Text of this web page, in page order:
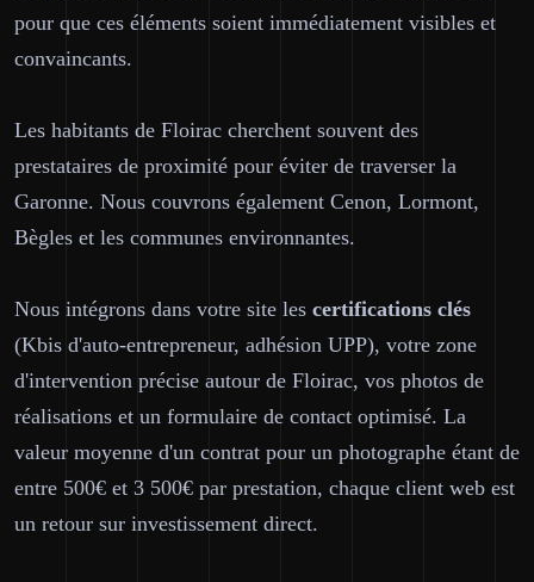
pour que ces éléments soient immédiatement visibles et
convaincants.
Les habitants de Floirac cherchent souvent des
prestataires de proximité pour éviter de traverser la
Garonne. Nous couvrons également Cenon, Lormont,
Bègles et les communes environnantes.
Nous intégrons dans votre site les certifications clés
(Kbis d'auto-entrepreneur, adhésion UPP), votre zone
d'intervention précise autour de Floirac, vos photos de
réalisations et un formulaire de contact optimisé. La
valeur moyenne d'un contrat pour un photographe étant de
entre 500€ et 3 500€ par prestation, chaque client web est
un retour sur investissement direct.